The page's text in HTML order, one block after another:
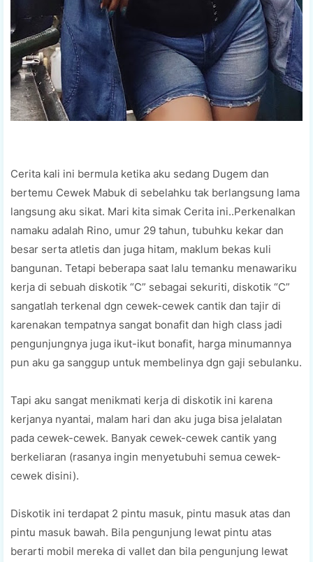
Cerita kali ini bermula ketika aku sedang Dugem dan
bertemu Cewek Mabuk di sebelahku tak berlangsung lama
langsung aku sikat. Mari kita simak Cerita ini..Perkenalkan
namaku adalah Rino, umur 29 tahun, tubuhku kekar dan
besar serta atletis dan juga hitam, maklum bekas kuli
bangunan. Tetapi beberapa saat lalu temanku menawariku
kerja di sebuah diskotik “C” sebagai sekuriti, diskotik “C”
sangatlah terkenal dgn cewek-cewek cantik dan tajir di
karenakan tempatnya sangat bonafit dan high class jadi
pengunjungnya juga ikut-ikut bonafit, harga minumannya
pun aku ga sanggup untuk membelinya dgn gaji sebulanku.
Tapi aku sangat menikmati kerja di diskotik ini karena
kerjanya nyantai, malam hari dan aku juga bisa jelalatan
pada cewek-cewek. Banyak cewek-cewek cantik yang
berkeliaran (rasanya ingin menyetubuhi semua cewek-
cewek disini).
Diskotik ini terdapat 2 pintu masuk, pintu masuk atas dan
pintu masuk bawah. Bila pengunjung lewat pintu atas
berarti mobil mereka di vallet dan bila pengunjung lewat